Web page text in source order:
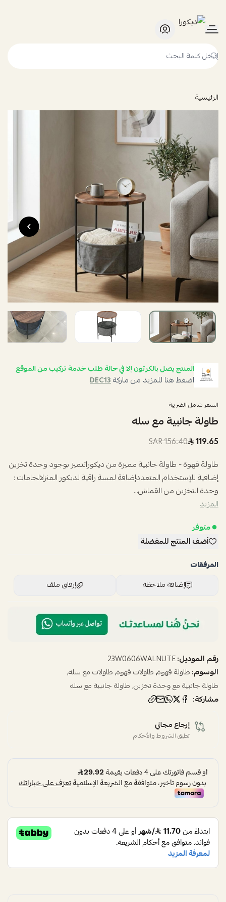
ديكورا
الرئيسية
المنتج يصل بالكرتون إلا في حالة طلب خدمة تركيب من الموقع
اضغط هنا للمزيد من ماركةDEC13
السعر شامل الضريبة
طاولة جانبية مع سله
119.65
156.40 SAR
طاولة قهوة - طاولة جانبية مميزة من ديكوراتتميز بوجود وحدة تخزين
إضافية للإستخدام المتعددإضافة لمسة راقية لديكور المنزلالخامات :
وحدة التخزين من القماش...
المزيد
متوفر
أضف المنتج للمفضلة
المرفقات
إضافة ملاحظة
إرفاق ملف
اسحب و افلت الملف هنا
رقم الموديل:23W0606WALNUTE
الوسوم:طاولة قهوة,طاولات قهوة,طاولات مع سله,
طاولة جانبية مع وحدة تخزين,طاولة جانبية مع سله
مشاركة:
إرجاع مجاني
تطبق الشروط والأحكام